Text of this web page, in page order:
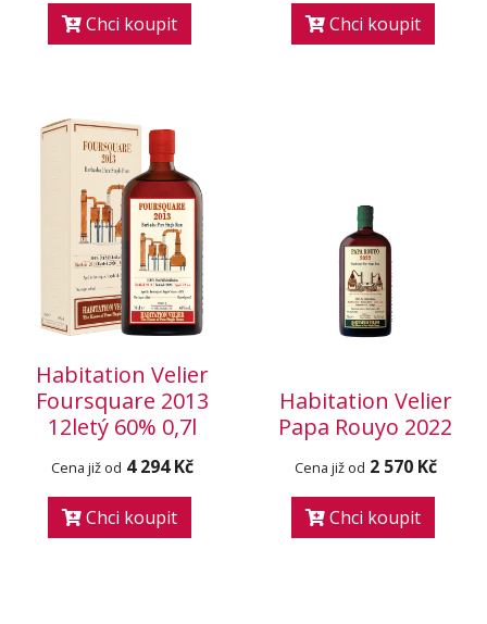
Chci koupit Chci koupit
Habitation Velier
Foursquare 2013
12letý 60% 0,7l
Cena již od 4 294 Kč
Chci koupit
Habitation Velier
Papa Rouyo 2022
Cena již od 2 570 Kč
Chci koupit